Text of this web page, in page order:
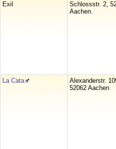
Exil
Schlossstr. 2,
Aachen.
La Cata
Alexanderstr.
52062 Aachen